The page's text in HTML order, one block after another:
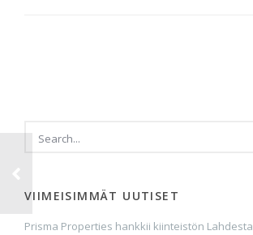
VIIMEISIMMÄT UUTISET
Prisma Properties hankkii kiinteistön Lahdesta